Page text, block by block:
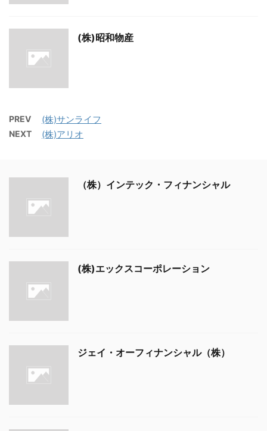
(株)昭和物産
PREV (株)サンライフ
NEXT (株)アリオ
（株）インテック・フィナンシャル
(株)エックスコーポレーション
ジェイ・オーフィナンシャル（株）